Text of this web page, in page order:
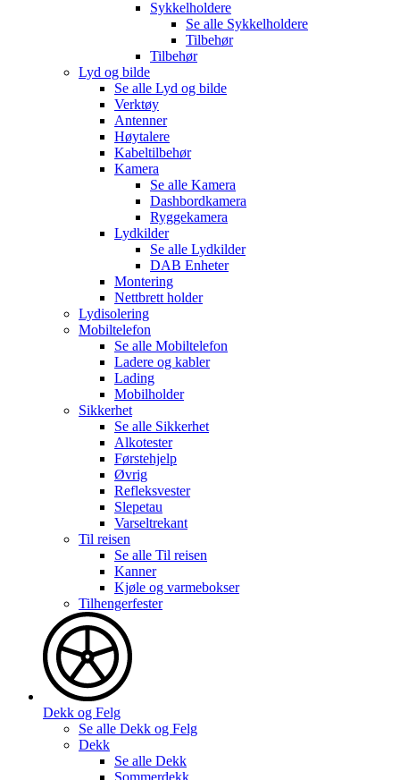
Sykkelholdere
Se alle Sykkelholdere
Tilbehør
Tilbehør
Lyd og bilde
Se alle Lyd og bilde
Verktøy
Antenner
Høytalere
Kabeltilbehør
Kamera
Se alle Kamera
Dashbordkamera
Ryggekamera
Lydkilder
Se alle Lydkilder
DAB Enheter
Montering
Nettbrett holder
Lydisolering
Mobiltelefon
Se alle Mobiltelefon
Ladere og kabler
Lading
Mobilholder
Sikkerhet
Se alle Sikkerhet
Alkotester
Førstehjelp
Øvrig
Refleksvester
Slepetau
Varseltrekant
Til reisen
Se alle Til reisen
Kanner
Kjøle og varmebokser
Tilhengerfester
Dekk og Felg
Se alle Dekk og Felg
Dekk
Se alle Dekk
Sommerdekk